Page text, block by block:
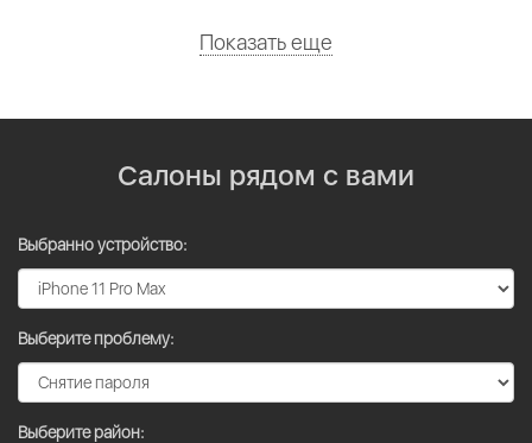
Показать еще
Салоны рядом с вами
Выбранно устройство:
Выберите проблему:
Выберите район: